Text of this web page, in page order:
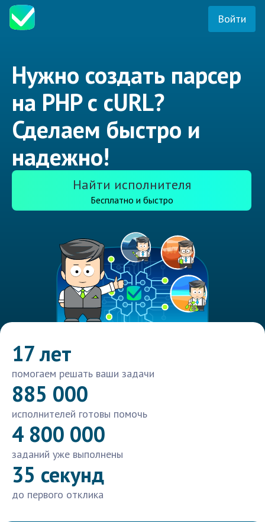
Войти
Нужно создать парсер
на PHP с cURL?
Сделаем быстро и
надежно!
Найти исполнителя
Бесплатно и быстро
17 лет
помогаем решать ваши задачи
885 000
исполнителей готовы помочь
4 800 000
заданий уже выполнены
35 секунд
до первого отклика